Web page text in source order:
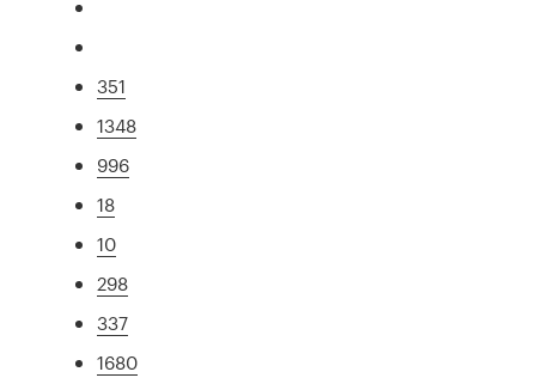
351
1348
996
18
10
298
337
1680